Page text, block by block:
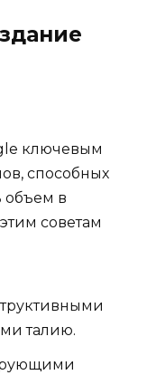
ключевым
способных
объем в
советам
талию.